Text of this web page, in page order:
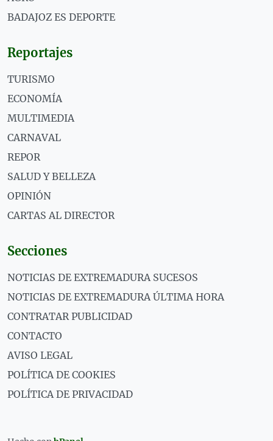
BADAJOZ ES DEPORTE
Reportajes
TURISMO
ECONOMÍA
MULTIMEDIA
CARNAVAL
REPOR
SALUD Y BELLEZA
OPINIÓN
CARTAS AL DIRECTOR
Secciones
NOTICIAS DE EXTREMADURA SUCESOS
NOTICIAS DE EXTREMADURA ÚLTIMA HORA
CONTRATAR PUBLICIDAD
CONTACTO
AVISO LEGAL
POLÍTICA DE COOKIES
POLÍTICA DE PRIVACIDAD